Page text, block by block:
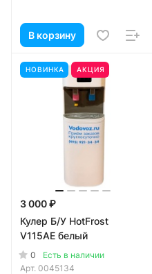
В корзину
НОВИНКА АКЦИЯ
3 000 ₽
Кулер Б/У HotFrost
V115AE белый
0
Есть в наличии
Арт. 0045134